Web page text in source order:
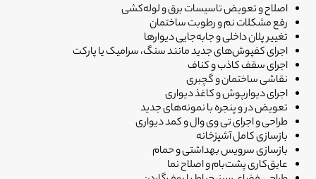
اصلاح و تعویض تاسیسات برق و لوله‌کشی
رفع مشکلات نم و رطوبت ساختمان
تغییر پلان داخلی و جابه‌جایی دیوارها
اجرای کفپوش‌های جدید مانند سنگ، سرامیک یا پارکت
اجرای سقف کاذب و کناف
نقاشی ساختمان و گچبری
اجرای دیوارپوش و کاغذ دیواری
تعویض در و پنجره با نمونه‌های جدید
طراحی و اجرای تی وی وال و کمد دیواری
بازسازی کامل آشپزخانه
بازسازی سرویس بهداشتی و حمام
عایق‌کاری پشت‌بام و اصلاح نما